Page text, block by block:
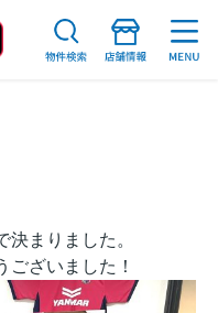
まりました。
ございました！